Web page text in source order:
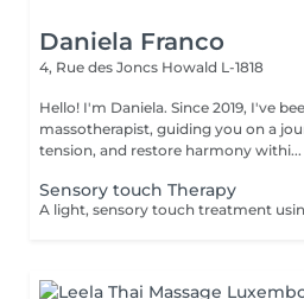
Daniela Franco
4, Rue des Joncs Howald L-1818
Hello! I'm Daniela. Since 2019, I've been a dedicated
massotherapist, guiding you on a
tension, and restore harmony withi...
Sensory touch Therapy